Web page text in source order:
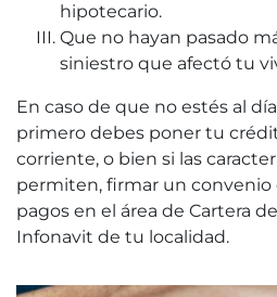
hipotecario.
Que no hayan pasado
siniestro que afectó tu
En caso de que no estés al
primero debes poner tu
corriente, o bien si las
permiten, firmar un convenio
pagos en el área de Cartera
Infonavit de tu localidad.